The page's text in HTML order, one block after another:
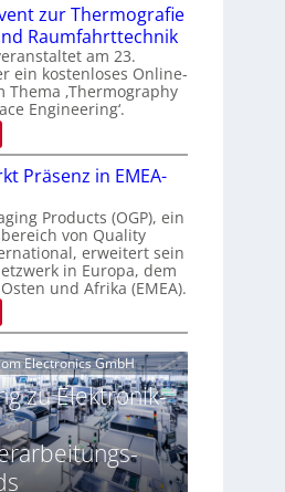
a
l
t
t
zur Thermografie
Raumfahrttechnik
am 23.
ein kostenloses Online-
Thema ‚Thermography
Engineering‘.
T
Präsenz in EMEA-
Products (OGP), ein
von Quality
erweitert sein
in Europa, dem
und Afrika (EMEA).
Electronics GmbH
zu Elektronik-